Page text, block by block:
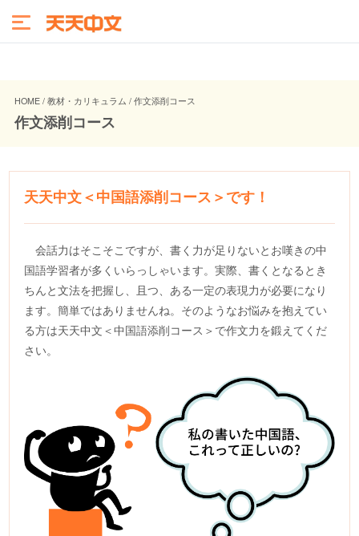
HOME / 教材・カリキュラム / 作文添削コース
作文添削コース
天天中文＜中国語添削コース＞です！
会話力はそこそこですが、書く力が足りないとお嘆きの中
国語学習者が多くいらっしゃいます。実際、書くとなるとき
ちんと文法を把握し、且つ、ある一定の表現力が必要になり
ます。簡単ではありませんね。そのようなお悩みを抱えてい
る方は天天中文＜中国語添削コース＞で作文力を鍛えてくだ
さい。